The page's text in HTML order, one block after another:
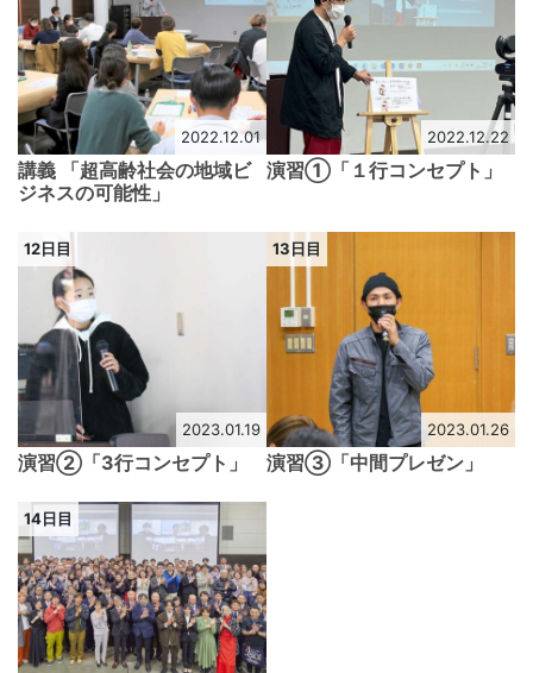
2022.12.01
講義 「超高齢社会の地域ビ
ジネスの可能性」
2022.12.22
演習①「１行コンセプト」
12日目
2023.01.19
演習②「3行コンセプト」
13日目
2023.01.26
演習③「中間プレゼン」
14日目